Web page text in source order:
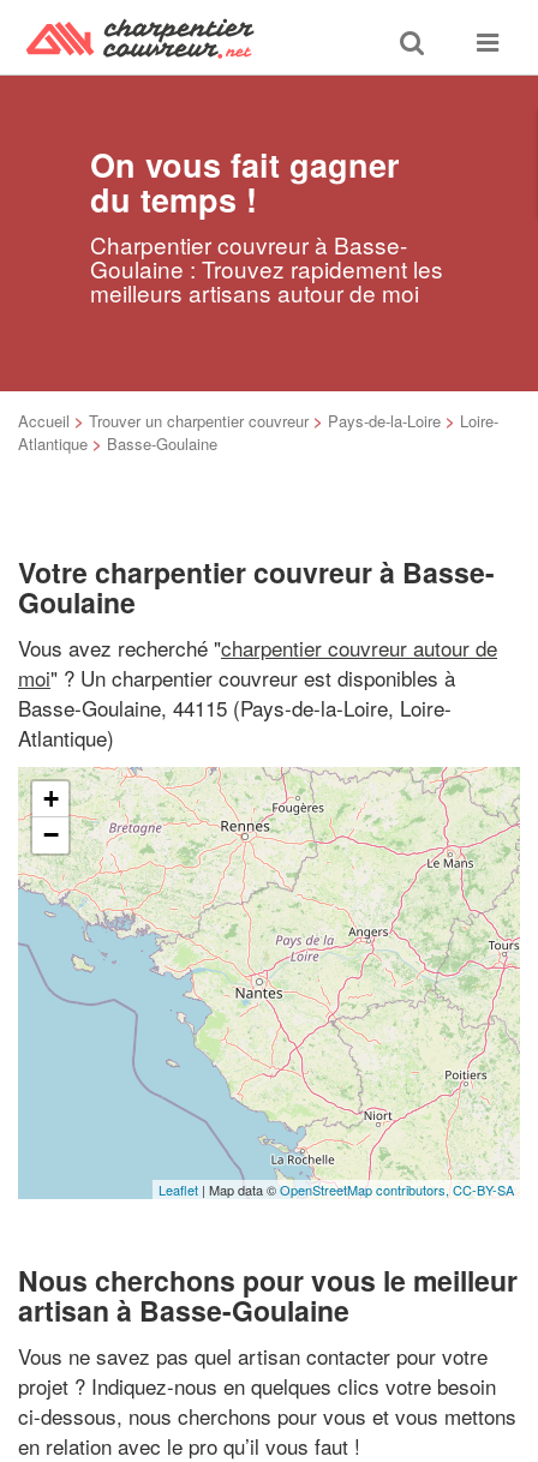
Toggle
search
Toggle
On vous fait gagner
du temps !
Charpentier couvreur à Basse-
Goulaine : Trouvez rapidement les
meilleurs artisans autour de moi
Accueil > Trouver un charpentier couvreur > Pays-de-la-Loire > Loire-
Atlantique > Basse-Goulaine
Votre charpentier couvreur à Basse-
Goulaine
Vous avez recherché "charpentier couvreur autour de
moi" ? Un charpentier couvreur est disponibles à
Basse-Goulaine, 44115 (Pays-de-la-Loire, Loire-
Atlantique)
+
−
Leaflet | Map data ©OpenStreetMap contributors,CC-BY-SA
Nous cherchons pour vous le meilleur
artisan à Basse-Goulaine
Vous ne savez pas quel artisan contacter pour votre
projet ? Indiquez-nous en quelques clics votre besoin
ci-dessous, nous cherchons pour vous et vous mettons
en relation avec le pro qu’il vous faut !